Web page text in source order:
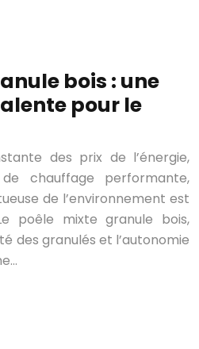
bois : une
pour le
des prix de l’énergie,
chauffage performante,
de l’environnement est
poêle mixte granule bois,
des granulés et l’autonomie